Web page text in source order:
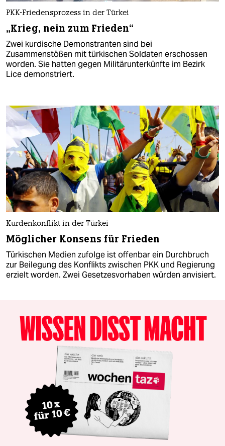
PKK-Friedensprozess in der Türkei
„Krieg, nein zum Frieden“
Zwei kurdische Demonstranten sind bei
Zusammenstößen mit türkischen Soldaten erschossen
worden. Sie hatten gegen Militärunterkünfte im Bezirk
Lice demonstriert.
Kurdenkonflikt in der Türkei
Möglicher Konsens für Frieden
Türkischen Medien zufolge ist offenbar ein Durchbruch
zur Beilegung des Konflikts zwischen PKK und Regierung
erzielt worden. Zwei Gesetzesvorhaben würden anvisiert.